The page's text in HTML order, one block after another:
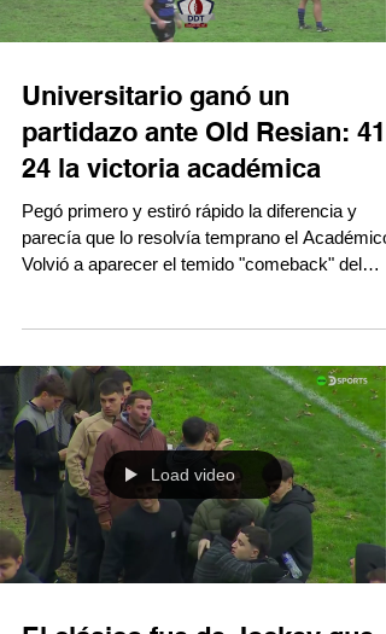
Universitario ganó un
partidazo ante Old Resian: 41-
24 la victoria académica
Pegó primero y estiró rápido la diferencia y
parecía que lo resolvía temprano el Académico.
Tricolor para empatarlo y hasta pudo ponerse
para sacar una última distancia y no dudó y lo
remató. Aguantó bien la última, la defendió y se
quedó con la victoria. Aquí lo mejor del
encuentro. #TRLenDDT
Load video